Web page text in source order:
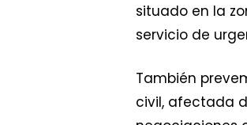
situado en la
servicio de
También
civil, afectada